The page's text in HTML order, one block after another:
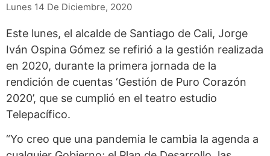
Lunes 14 De Diciembre, 2020
Este lunes, el alcalde de Santiago de Cali, Jorge
Iván Ospina Gómez se refirió a la gestión realizada
en 2020, durante la primera jornada de la
rendición de cuentas ‘Gestión de Puro Corazón
2020’, que se cumplió en el teatro estudio
Telepacífico.
“Yo creo que una pandemia le cambia la agenda a